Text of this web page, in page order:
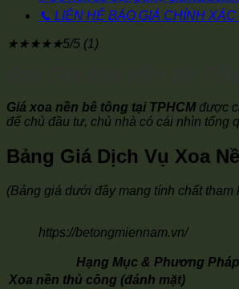
📞 LIÊN HỆ BÁO GIÁ CHÍNH
★★★★★5/5 (1)
Giá xoa nền bê tông tại TPHCMđược
để chủ đầu tư, chủ nhà có cái nhìn tổng
Bảng Giá Dịch Vụ Xoa
(Bảng giá dưới đây mang tính chất
https://betongmiennam.vn/
Hạng Mục & Phương Pháp
Xoa nền thủ công (đánh mặt)